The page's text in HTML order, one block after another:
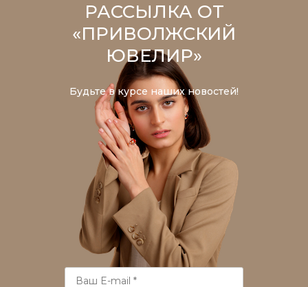
РАССЫЛКА ОТ
«ПРИВОЛЖСКИЙ
ЮВЕЛИР»
Будьте в курсе наших новостей!